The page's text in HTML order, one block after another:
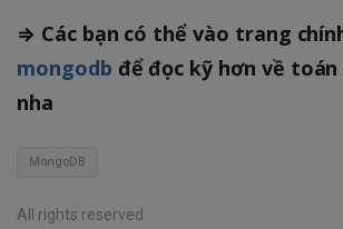
⇒ Các bạn có thể vào trang
mongodb để đọc kỹ hơn về
nha
MongoDB
All rights reserved